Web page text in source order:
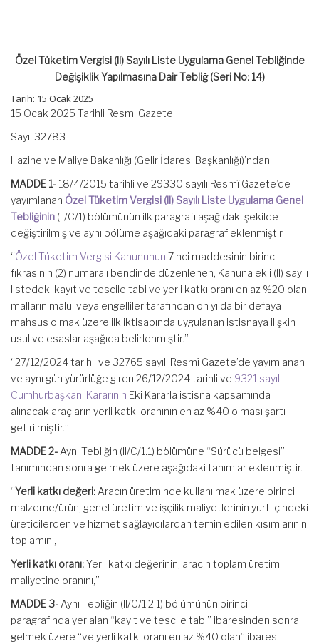
Özel Tüketim Vergisi (II) Sayılı Liste Uygulama Genel Tebliğinde
Değişiklik Yapılmasına Dair Tebliğ (Seri No: 14)
Tarih: 15 Ocak 2025
15 Ocak 2025 Tarihli Resmi Gazete
Sayı: 32783
Hazine ve Maliye Bakanlığı (Gelir İdaresi Başkanlığı)’ndan:
MADDE 1- 18/4/2015 tarihli ve 29330 sayılı Resmî Gazete’de
yayımlanan Özel Tüketim Vergisi (II) Sayılı Liste Uygulama Genel
Tebliğinin (II/C/1) bölümünün ilk paragrafı aşağıdaki şekilde
değiştirilmiş ve aynı bölüme aşağıdaki paragraf eklenmiştir.
“Özel Tüketim Vergisi Kanununun 7 nci maddesinin birinci
fıkrasının (2) numaralı bendinde düzenlenen, Kanuna ekli (II) sayılı
listedeki kayıt ve tescile tabi ve yerli katkı oranı en az %20 olan
malların malul veya engelliler tarafından on yılda bir defaya
mahsus olmak üzere ilk iktisabında uygulanan istisnaya ilişkin
usul ve esaslar aşağıda belirlenmiştir.”
“27/12/2024 tarihli ve 32765 sayılı Resmî Gazete’de yayımlanan
ve aynı gün yürürlüğe giren 26/12/2024 tarihli ve 9321 sayılı
Cumhurbaşkanı Kararının Eki Kararla istisna kapsamında
alınacak araçların yerli katkı oranının en az %40 olması şartı
getirilmiştir.”
MADDE 2- Aynı Tebliğin (II/C/1.1) bölümüne “Sürücü belgesi”
tanımından sonra gelmek üzere aşağıdaki tanımlar eklenmiştir.
“Yerli katkı değeri: Aracın üretiminde kullanılmak üzere birincil
malzeme/ürün, genel üretim ve işçilik maliyetlerinin yurt içindeki
üreticilerden ve hizmet sağlayıcılardan temin edilen kısımlarının
toplamını,
Yerli katkı oranı:Yerli katkı değerinin, aracın toplam üretim
maliyetine oranını,”
MADDE 3- Aynı Tebliğin (II/C/1.2.1) bölümünün birinci
paragrafında yer alan “kayıt ve tescile tabi” ibaresinden sonra
gelmek üzere “ve yerli katkı oranı en az %40 olan” ibaresi